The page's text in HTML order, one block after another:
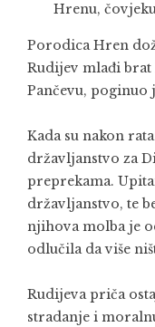
Hrenu,
Porodica Hren
Rudijev mlađi brat
Pančevu, poginuo
Kada su nakon
državljanstvo za
preprekama.
državljanstvo, te
njihova molba je
odlučila da više
Rudijeva priča
stradanje i